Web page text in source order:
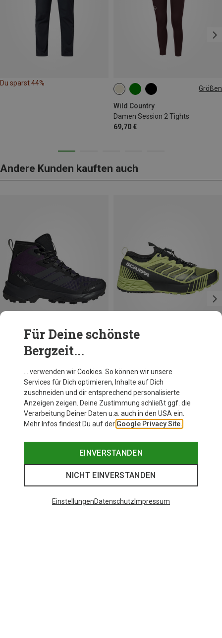
Du sparst 44%
Größen
Wild Country
Damen Session 2 Tights
69,70 €
XXS XS L
Andere Kunden kauften auch
Du sparst 30%
Für Deine schönste
Bergzeit...
… verwenden wir Cookies. So können wir unsere
Services für Dich optimieren, Inhalte auf Dich
zuschneiden und dir entsprechend personalisierte
Anzeigen zeigen. Deine Zustimmung schließt ggf. die
Verarbeitung Deiner Daten u.a. auch in den USA ein.
Mehr Infos findest Du auf der Google Privacy Site.
EINVERSTANDEN
NICHT EINVERSTANDEN
EinstellungenDatenschutz Impressum